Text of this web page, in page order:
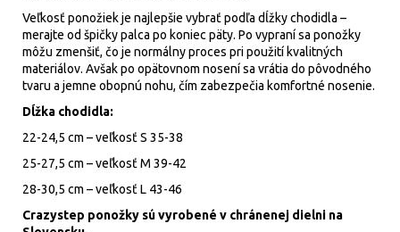
Veľkosť ponožiek je najlepšie vybrať podľa dĺžky chodidla –
merajte od špičky palca po koniec päty. Po vypraní sa ponožky
môžu zmenšiť, čo je normálny proces pri použití kvalitných
materiálov. Avšak po opätovnom nosení sa vrátia do pôvodného
tvaru a jemne obopnú nohu, čím zabezpečia komfortné nosenie.
Dĺžka chodidla:
22-24,5 cm – veľkosť S 35-38
25-27,5 cm – veľkosť M 39-42
28-30,5 cm – veľkosť L 43-46
Crazystep ponožky sú vyrobené v chránenej dielni na